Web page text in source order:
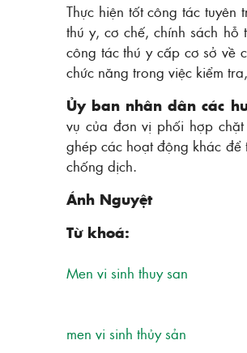
Thực hiện tốt công tác
thú y, cơ chế, chính sách
công tác thú y cấp cơ sở về
chức năng trong việc kiểm
Ủy ban nhân dân các
vụ của đơn vị phối hợp
ghép các hoạt động khác để
chống dịch.
Ánh Nguyệt
Từ khoá:
Men vi sinh thuy san
men vi sinh thủy sản